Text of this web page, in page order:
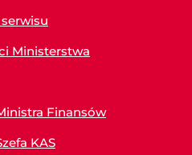
Ministerstwa
Finansów
KAS